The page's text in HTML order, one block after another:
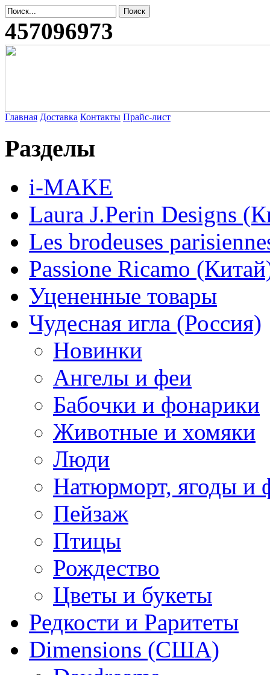
457096973
Главная Доставка Контакты Прайс-лист
Разделы
i-MAKE
Laura J.Perin Designs
Les brodeuses
Passione Ricamo
Уцененные товары
Чудесная игла (Россия)
Новинки
Ангелы и феи
Бабочки и фонарики
Животные и хомяки
Люди
Натюрморт, ягоды и
Пейзаж
Птицы
Рождество
Цветы и букеты
Редкости и Раритеты
Dimensions (США)